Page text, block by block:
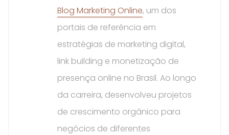
Blog Marketing Online, um dos
portais de referência em
estratégias de marketing digital,
link building e monetização de
presença online no Brasil. Ao longo
da carreira, desenvolveu projetos
de crescimento orgânico para
negócios de diferentes